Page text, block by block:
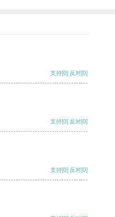
支持[0] 反对[0]
支持[0] 反对[0]
支持[0] 反对[0]